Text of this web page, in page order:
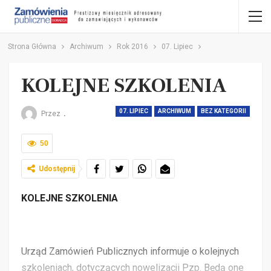
Strona Główna Archiwum Rok 2016 07. Lipiec
KOLEJNE SZKOLENIA
07. LIPIEC ARCHIWUM BEZ KATEGORII
Przez .
50
Udostępnij
KOLEJNE SZKOLENIA
Urząd Zamówień Publicznych informuje o kolejnych
szkoleniach, dotyczących nowelizacji Pzp. Będą one